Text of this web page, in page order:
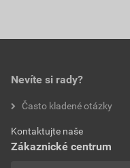
Nevíte si rady?
Často kladené otázky
Kontaktujte naše
Zákaznické centrum